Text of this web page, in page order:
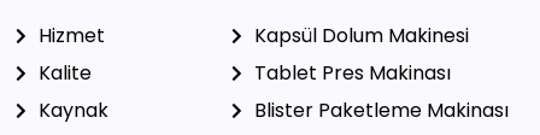
Hizmet
Kalite
Kaynak
Kapsül Dolum Makinesi
Tablet Pres Makinası
Blister Paketleme Makinası